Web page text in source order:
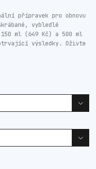
přípravek pro obnovu
vybledlé
ml (649 Kč) a 500 ml
výsledky. Oživte